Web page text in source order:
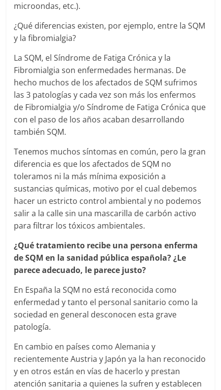
microondas, etc.).
¿Qué diferencias existen, por ejemplo, entre la SQM
y la fibromialgia?
La SQM, el Síndrome de Fatiga Crónica y la
Fibromialgia son enfermedades hermanas. De
hecho muchos de los afectados de SQM sufrimos
las 3 patologías y cada vez son más los enfermos
de Fibromialgia y/o Síndrome de Fatiga Crónica que
con el paso de los años acaban desarrollando
también SQM.
Tenemos muchos síntomas en común, pero la gran
diferencia es que los afectados de SQM no
toleramos ni la más mínima exposición a
sustancias químicas, motivo por el cual debemos
hacer un estricto control ambiental y no podemos
salir a la calle sin una mascarilla de carbón activo
para filtrar los tóxicos ambientales.
¿Qué tratamiento recibe una persona enferma
de SQM en la sanidad pública española? ¿Le
parece adecuado, le parece justo?
En España la SQM no está reconocida como
enfermedad y tanto el personal sanitario como la
sociedad en general desconocen esta grave
patología.
En cambio en países como Alemania y
recientemente Austria y Japón ya la han reconocido
y en otros están en vías de hacerlo y prestan
atención sanitaria a quienes la sufren y establecen